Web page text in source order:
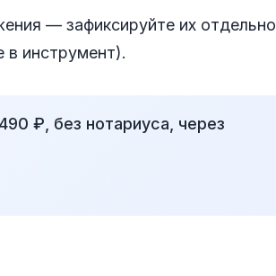
— зафиксируйте их отдельно
в инструмент).
₽, без нотариуса, через